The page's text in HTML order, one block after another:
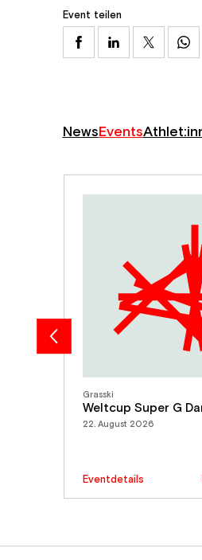
Event teilen
NewsEvents
Grasski
Weltcup Super G
22. August 2026
Eventdetails